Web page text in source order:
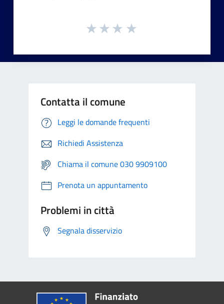
Contatta il comune
Leggi le domande frequenti
Richiedi Assistenza
Chiama il comune 030 9909100
Prenota un appuntamento
Problemi in città
Segnala disservizio